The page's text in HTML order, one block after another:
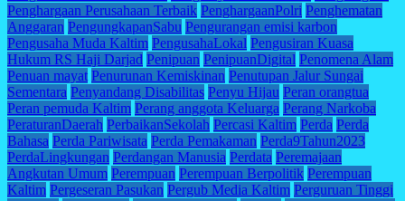
Penghargaan Perusahaan Terbaik PenghargaanPolri Penghematan
Anggaran PengungkapanSabu Pengurangan emisi karbon
Pengusaha Muda Kaltim PengusahaLokal Pengusiran Kuasa
Hukum RS Haji Darjad Penipuan PenipuanDigital Penomena Alam
Penuan mayat Penurunan Kemiskinan Penutupan Jalur Sungai
Sementara Penyandang Disabilitas Penyu Hijau Peran orangtua
Peran pemuda Kaltim Perang anggota Keluarga Perang Narkoba
PeraturanDaerah PerbaikanSekolah Percasi Kaltim Perda Perda
Bahasa Perda Pariwisata Perda Pemakaman Perda9Tahun2023
PerdaLingkungan Perdangan Manusia Perdata Peremajaan
Angkutan Umum Perempuan Perempuan Berpolitik Perempuan
Kaltim Pergeseran Pasukan Pergub Media Kaltim Perguruan Tinggi